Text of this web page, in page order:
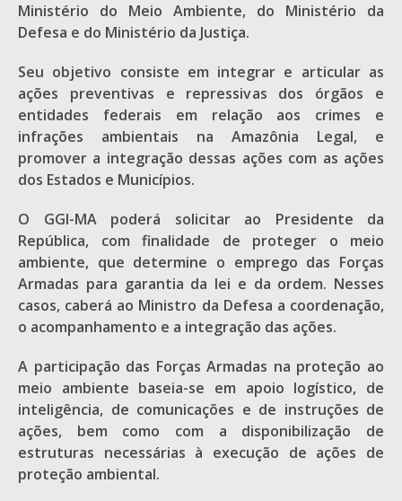
Ministério do Meio Ambiente, do Ministério da
Defesa e do Ministério da Justiça.
Seu objetivo consiste em integrar e articular as
ações preventivas e repressivas dos órgãos e
entidades federais em relação aos crimes e
infrações ambientais na Amazônia Legal, e
promover a integração dessas ações com as ações
dos Estados e Municípios.
O GGI-MA poderá solicitar ao Presidente da
República, com finalidade de proteger o meio
ambiente, que determine o emprego das Forças
Armadas para garantia da lei e da ordem. Nesses
casos, caberá ao Ministro da Defesa a coordenação,
o acompanhamento e a integração das ações.
A participação das Forças Armadas na proteção ao
meio ambiente baseia-se em apoio logístico, de
inteligência, de comunicações e de instruções de
ações, bem como com a disponibilização de
estruturas necessárias à execução de ações de
proteção ambiental.